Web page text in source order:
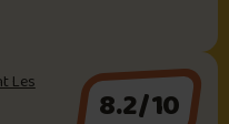
Les
8.2/10